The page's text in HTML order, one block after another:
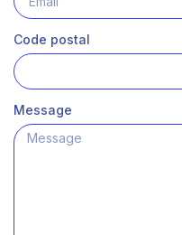
Code postal
Message